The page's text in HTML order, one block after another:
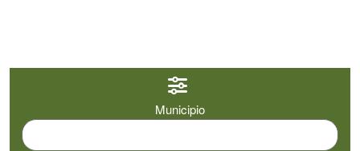
Municipio